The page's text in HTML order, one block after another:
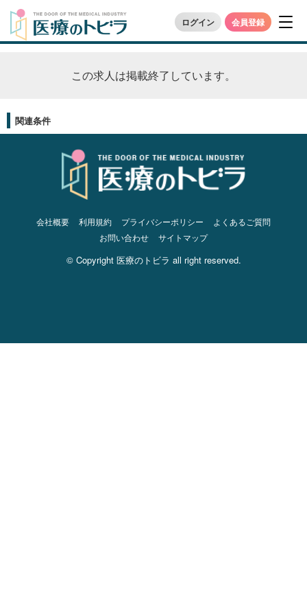
ログイン 会員登録
この求人は掲載終了しています。
関連条件
会社概要 利用規約 プライバシーポリシー
よくあるご質問
お問い合わせ
サイトマップ
© Copyright 医療のトビラ all right reserved.